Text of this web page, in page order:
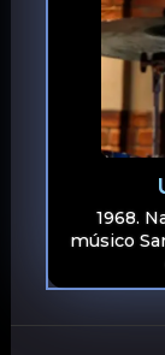
1968.
músico